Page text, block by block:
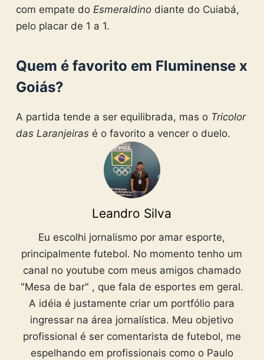
com empate do Esmeraldinodiante do Cuiabá,
pelo placar de 1 a 1.
Quem é favorito em Fluminense x
Goiás?
A partida tende a ser equilibrada, mas o Tricolor
das Laranjeirasé o favorito a vencer o duelo.
Leandro Silva
Eu escolhi jornalismo por amar esporte,
principalmente futebol. No momento tenho um
canal no youtube com meus amigos chamado
"Mesa de bar" , que fala de esportes em geral.
A idéia é justamente criar um portfólio para
ingressar na área jornalística. Meu objetivo
profissional é ser comentarista de futebol, me
espelhando em profissionais como o Paulo